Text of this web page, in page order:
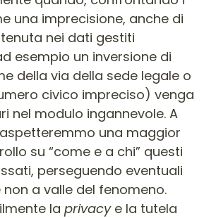
una imprecisione, anche di
nei dati gestiti
esempio un inversione di
della via della sede legale o
civico impreciso) venga
nel modulo ingannevole. A
una maggior
su “come e a chi” questi
perseguendo eventuali
a valle del fenomeno.
la privacye la tutela